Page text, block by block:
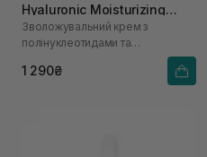
Hyaluronic Moisturizing
Cream 50 мл
Зволожувальний крем з
полінуклеотидами та
1 290₴